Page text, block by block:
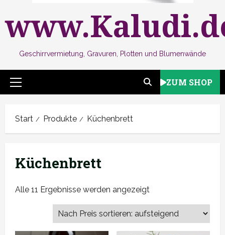
Geschirrvermietung, Gravuren, Plotten und Blumenwände
Primäres
ZUM SHOP
Start Produkte Küchenbrett
Küchenbrett
Alle 11 Ergebnisse werden angezeigtNach
Preis
sortiert:
aufsteigend